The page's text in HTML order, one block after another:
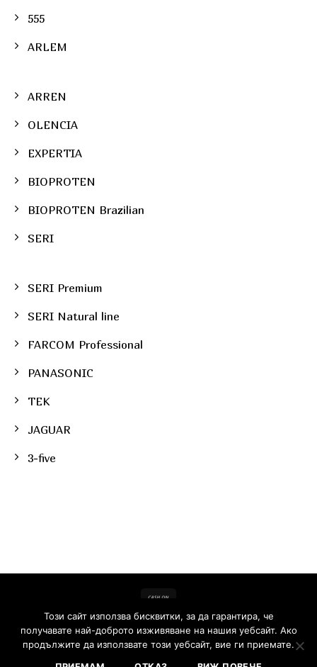
555
ARLEM
ARREN
OLENCIA
EXPERTIA
BIOPROTEN
BIOPROTEN Brazilian
SERI
SERI Premium
SERI Natural line
FARCOM Professional
PANASONIC
TEK
JAGUAR
3-five
Copyright 2026 ©
FARCOM.BG - професионални продукти за
коса| Created | SEO byWeb Site SEO
Този сайт използва бисквитки, за да гарантира, че
получавате най-доброто изживяване на нашия уебсайт. Ако
продължите да използвате този уебсайт, вие ги приемате.